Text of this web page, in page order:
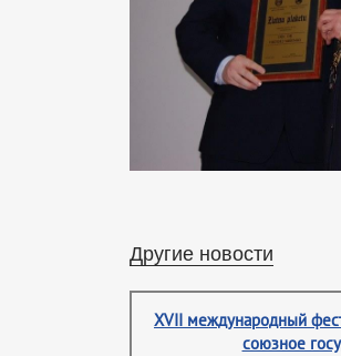
Другие новости
XVII международный
союзное